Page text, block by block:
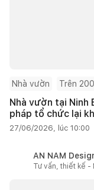
Nhà vườn Trên
Nhà vườn tại Ninh
pháp tổ chức lại
27/06/2026, lúc 10:00
AN NAM
Tư vấn, thiết kế -